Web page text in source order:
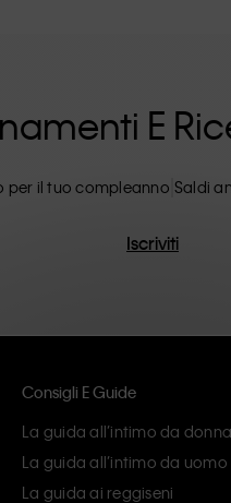
E
per il tuo compleanno Saldi
Iscriviti
Consigli E Guide
La guida all’intimo da donna
La guida all’intimo da uomo
La guida ai reggiseni